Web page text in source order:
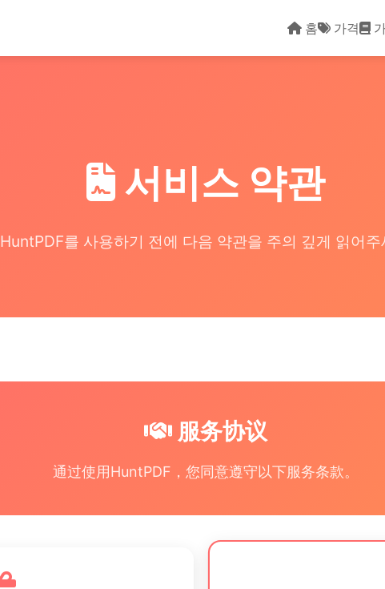
홈 가격
서비스 약관
HuntPDF를 사용하기 전에 다음 약관을 주의 깊게 읽어주
服务协议
通过使用HuntPDF，您同意遵守以下服务条款。